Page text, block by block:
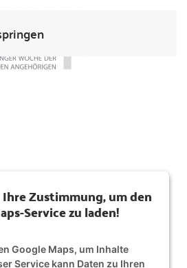
Zustimmung, um den
Service zu laden!
Google Maps, um Inhalte
Service kann Daten zu Ihren